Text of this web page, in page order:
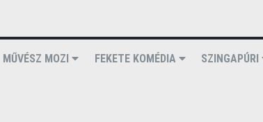
MŰVÉSZ MOZI FEKETE KOMÉDIA SZINGAPÚRI